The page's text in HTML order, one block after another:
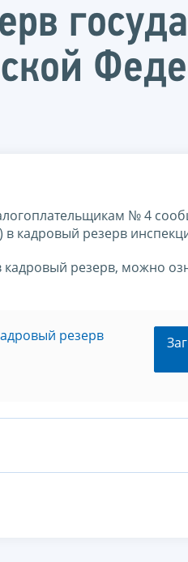
№ 4
кадровый резерв
резерв, можно
резерв